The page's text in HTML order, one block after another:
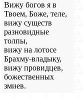
Вижу богов я в
Твоем, Боже, теле,
вижу существ
разновидные
толпы,
вижу на лотосе
Брахму-владыку,
вижу провидцев,
божественных
змиев.